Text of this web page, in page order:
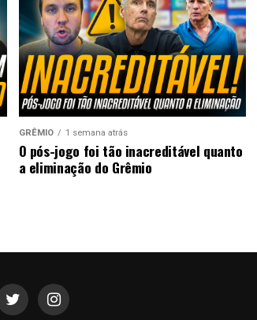
GRÊMIO 1 semana atrás
O pós-jogo foi tão inacreditável quanto
a eliminação do Grêmio